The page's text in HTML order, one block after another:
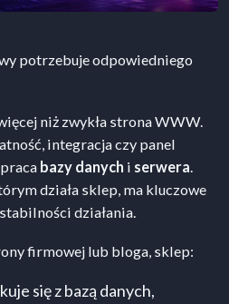
potrzebuje odpowiedniego
niż zwykła strona WWW.
integracja czy panel
bazy danych i serwera.
działa sklep, ma kluczowe
działania.
firmowej lub bloga, sklep:
się z bazą danych,